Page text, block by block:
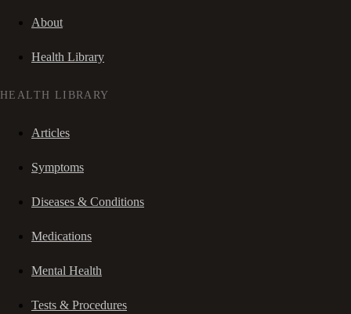
About
Health Library
HEALTH LIBRARY
Articles
Symptoms
Diseases & Conditions
Medications
Mental Health
Tests & Procedures